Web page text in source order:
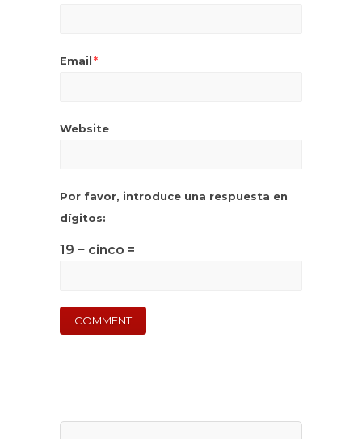
Email*
Website
Por favor, introduce una respuesta en
dígitos:
19 − cinco =